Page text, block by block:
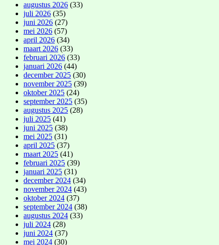
augustus 2026 (33)
juli 2026 (35)
juni 2026 (27)
mei 2026 (57)
april 2026 (34)
maart 2026 (33)
februari 2026 (33)
januari 2026 (44)
december 2025 (30)
november 2025 (39)
oktober 2025 (24)
september 2025 (35)
augustus 2025 (28)
juli 2025 (41)
juni 2025 (38)
mei 2025 (31)
april 2025 (37)
maart 2025 (41)
februari 2025 (39)
januari 2025 (31)
december 2024 (34)
november 2024 (43)
oktober 2024 (37)
september 2024 (38)
augustus 2024 (33)
juli 2024 (28)
juni 2024 (37)
mei 2024 (30)